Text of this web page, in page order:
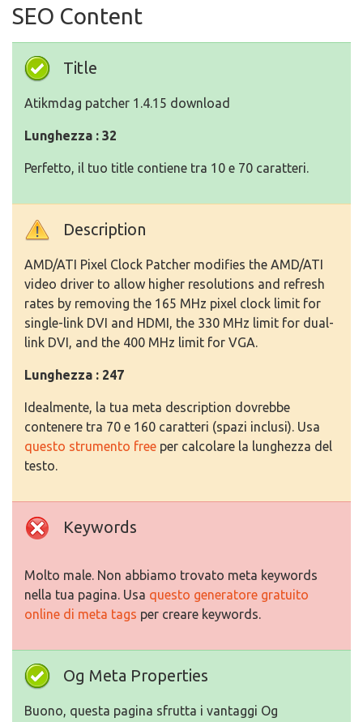
SEO Content
Title
Atikmdag patcher 1.4.15 download
Lunghezza : 32
Perfetto, il tuo title contiene tra 10 e 70 caratteri.
Description
AMD/ATI Pixel Clock Patcher modifies the AMD/ATI
video driver to allow higher resolutions and refresh
rates by removing the 165 MHz pixel clock limit for
single-link DVI and HDMI, the 330 MHz limit for dual-
link DVI, and the 400 MHz limit for VGA.
Lunghezza : 247
Idealmente, la tua meta description dovrebbe
contenere tra 70 e 160 caratteri (spazi inclusi). Usa
questo strumento free per calcolare la lunghezza del
testo.
Keywords
Molto male. Non abbiamo trovato meta keywords
nella tua pagina. Usa questo generatore gratuito
online di meta tags per creare keywords.
Og Meta Properties
Buono, questa pagina sfrutta i vantaggi Og